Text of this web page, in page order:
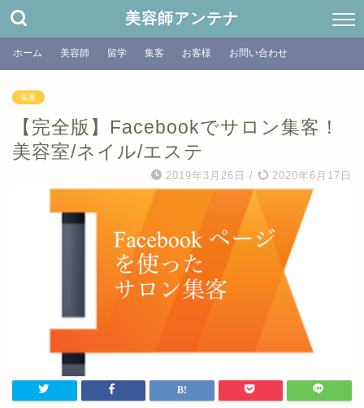
美容師アンテナ
ホーム 美容師 留学 集客 お客様 お問い合わせ
集客
【完全版】Facebookでサロン集客！
美容室/ネイル/エステ
2019年3月26日 / 2020年6月17日